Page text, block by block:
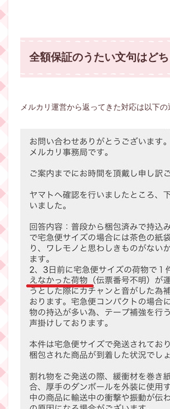
全額保証のうたい文句はどち
メルカリ運営から返ってきた対応は以下の